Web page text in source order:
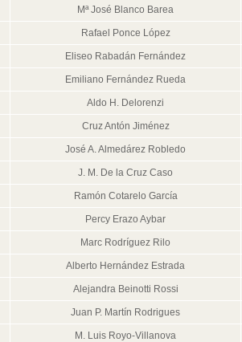
Mª José Blanco Barea
Rafael Ponce López
Eliseo Rabadán Fernández
Emiliano Fernández Rueda
Aldo H. Delorenzi
Cruz Antón Jiménez
José A. Almedárez Robledo
J. M. De la Cruz Caso
Ramón Cotarelo García
Percy Erazo Aybar
Marc Rodríguez Rilo
Alberto Hernández Estrada
Alejandra Beinotti Rossi
Juan P. Martín Rodrigues
M. Luis Royo-Villanova